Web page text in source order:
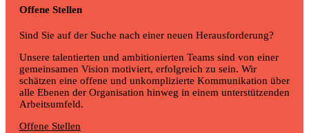
Offene Stellen
Sind Sie auf der Suche nach einer neuen Herausforderung?
Unsere talentierten und ambitionierten Teams sind von einer
gemeinsamen Vision motiviert, erfolgreich zu sein. Wir
schätzen eine offene und unkomplizierte Kommunikation über
alle Ebenen der Organisation hinweg in einem unterstützenden
Arbeitsumfeld.
Offene Stellen